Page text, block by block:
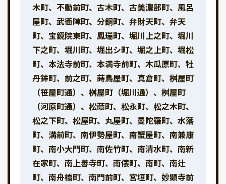
木町、不動前町、古木町、古美濃部町、風呂
屋町、武衛陣町、分銅町、弁財天町、弁天
町、宝鏡院東町、鳳瑞町、堀川上之町、堀川
下之町、堀川町、堀出シ町、堀之上町、堀松
町、本法寺前町、本満寺前町、木瓜原町、牡
丹鉾町、前之町、蒔鳥屋町、真倉町、桝屋町
（笹屋町通）、桝屋町（堀川通）、桝屋町
（河原町通）、松蔭町、松永町、松之木町、
松之下町、松屋町、丸屋町、曼陀羅町、水落
町、溝前町、南伊勢屋町、南蟹屋町、南兼康
町、南小大門町、南佐竹町、南清水町、南新
在家町、南上善寺町、南俵町、南町、南辻
町、南舟橋町、南門前町、宮垣町、妙顕寺前